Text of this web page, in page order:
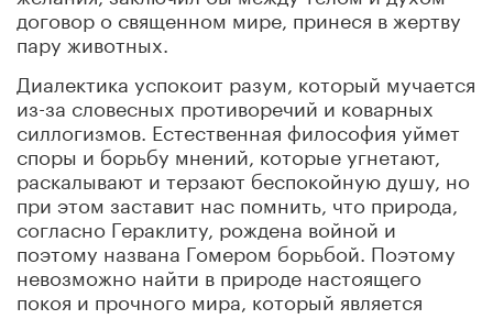
договор о священном мире, принеся в жертву
пару животных.
Диалектика успокоит разум, который мучается
из-за словесных противоречий и коварных
силлогизмов. Естественная философия уймет
споры и борьбу мнений, которые угнетают,
раскалывают и терзают беспокойную душу, но
при этом заставит нас помнить, что природа,
согласно Гераклиту, рождена войной и
поэтому названа Гомером борьбой. Поэтому
невозможно найти в природе настоящего
покоя и прочного мира, который является